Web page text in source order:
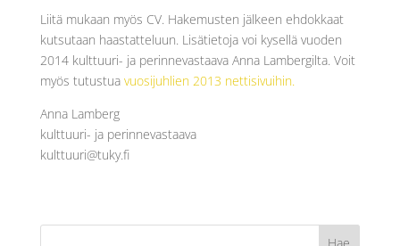
Liitä mukaan myös CV. Hakemusten jälkeen ehdokkaat
kutsutaan haastatteluun. Lisätietoja voi kysellä vuoden
2014 kulttuuri- ja perinnevastaava Anna Lambergilta. Voit
myös tutustua vuosijuhlien 2013 nettisivuihin.
Anna Lamberg
kulttuuri- ja perinnevastaava
kulttuuri@tuky.fi